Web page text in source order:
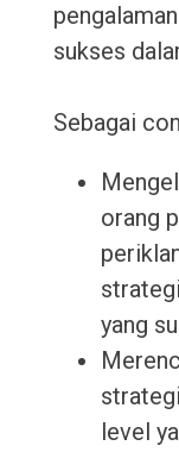
sukses
Sebagai
orang
yang
level